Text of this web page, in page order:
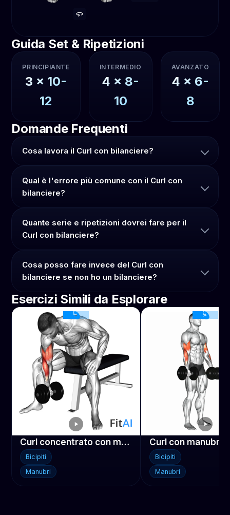
Guida Set & Ripetizioni
PRINCIPIANTE
3 x 10-
12
INTERMEDIO
4 x 8-
10
AVANZATO
4 x 6-
8
Domande Frequenti
Cosa lavora il Curl con bilanciere?
Qual è l'errore più comune con il Curl con
bilanciere?
Quante serie e ripetizioni dovrei fare per il
Curl con bilanciere?
Cosa posso fare invece del Curl con
bilanciere se non ho un bilanciere?
Esercizi Simili da Esplorare
Curl concentrato con manubrio
Bicipiti
Manubri
Bicipiti
Manubri